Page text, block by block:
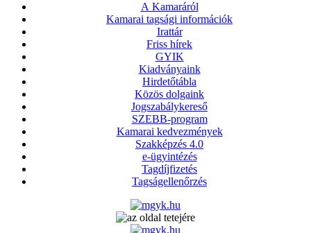
A Kamaráról
Kamarai tagsági információk
Irattár
Friss hírek
GYIK
Kiadványaink
Hirdetőtábla
Közös dolgaink
Jogszabálykereső
SZEBB-program
Kamarai kedvezmények
Szakképzés 4.0
e-ügyintézés
Tagdíjfizetés
Tagságellenőrzés